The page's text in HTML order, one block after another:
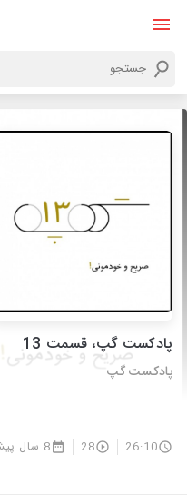
پادکست گپ، قسمت 13
پادکست گپ
26:10
28 8 سال پیش